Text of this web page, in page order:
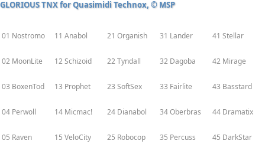
GLORIOUS TNX for Quasimidi Technox, © MSP
01 Nostromo 11 Anabol 21 Organish 31 Lander 41 Stellar
02 MoonLite 12 Schizoid 22 Tyndall 32 Dagoba 42 Mirage
03 BoxenTod 13 Prophet 23 SoftSex 33 Fairlite 43 Basstard
04 Perwoll 14 Micmac! 24 Dianabol 34 Oberbras 44 Dramatix
05 Raven 15 VeloCity 25 Robocop 35 Percuss 45 DarkStar